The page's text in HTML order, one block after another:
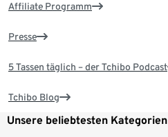
Affiliate Programm
Presse
5 Tassen täglich – der Tchibo Podcast
Tchibo Blog
Unsere beliebtesten Kategorien